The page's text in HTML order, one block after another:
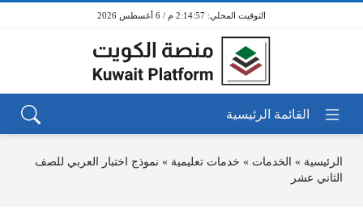
2:14:57 م / 6 أغسطس 2026
الرئيسية » الخدمات » خدمات تعليمية » نموذج اختبار العربي للصف
الثاني عشر